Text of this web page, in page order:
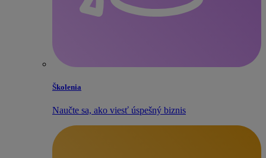
Školenia
Naučte sa, ako viesť úspešný biznis